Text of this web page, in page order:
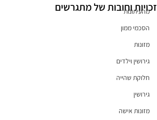
מהעיתונות
הסכמי ממון
מזונות
גירושין וילדים
חלוקת שהייה
גירושין
מזונות אישה
זכויות וחובות של מתגרשים